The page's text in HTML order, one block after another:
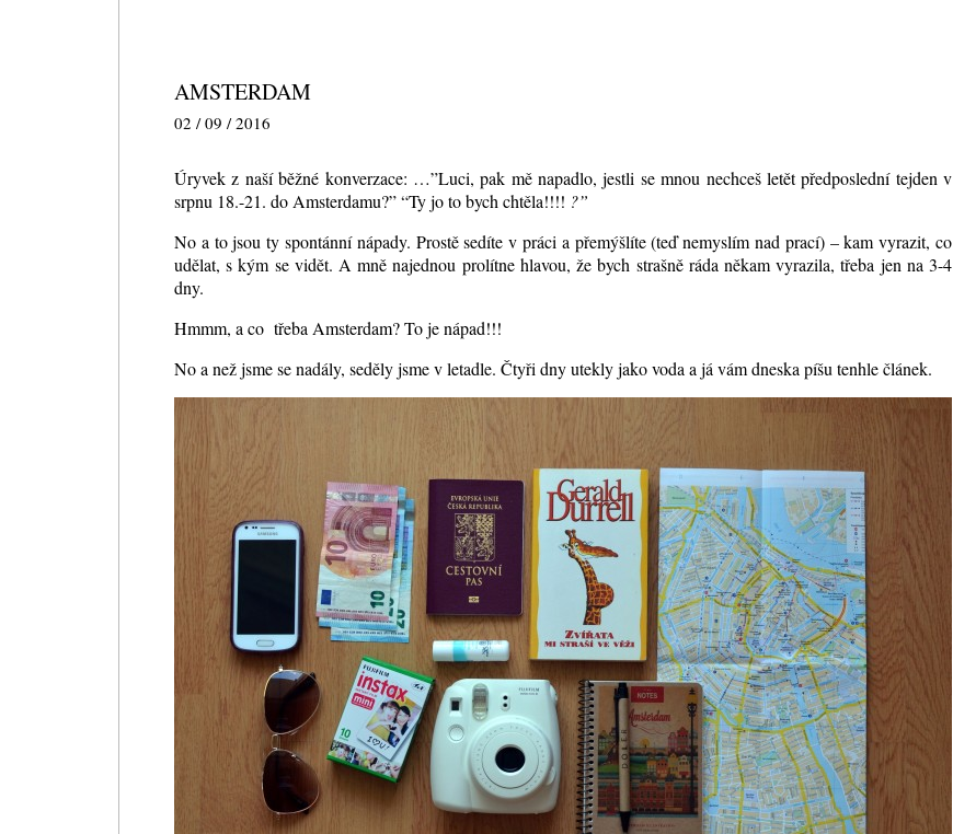
AMSTERDAM
02 / 09 / 2016
Úryvek z naší běžné konverzace: …”Luci, pak mě napadlo, jestli se mnou nechceš letět předposlední tejden v
srpnu 18.-21. do Amsterdamu?” “Ty jo to bych chtěla!!!! ?”
No a to jsou ty spontánní nápady. Prostě sedíte v práci a přemýšlíte (teď nemyslím nad prací) – kam vyrazit, co
udělat, s kým se vidět. A mně najednou prolítne hlavou, že bych strašně ráda někam vyrazila, třeba jen na 3-4
dny.
Hmmm, a co třeba Amsterdam? To je nápad!!!
No a než jsme se nadály, seděly jsme v letadle. Čtyři dny utekly jako voda a já vám dneska píšu tenhle článek.